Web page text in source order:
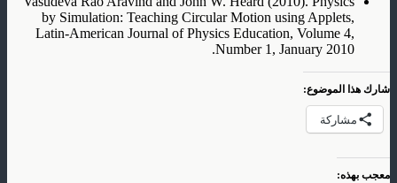
by Simulation: Teaching Circular Motion using Applets,
Latin-American Journal of Physics Education, Volume 4,
Number 1, January 2010.
شارك هذا الموضوع:
مشاركة
معجب بهذه: